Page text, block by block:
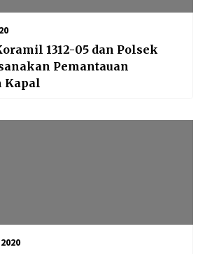
1312-05 dan Polsek
Pemantauan
Kapal